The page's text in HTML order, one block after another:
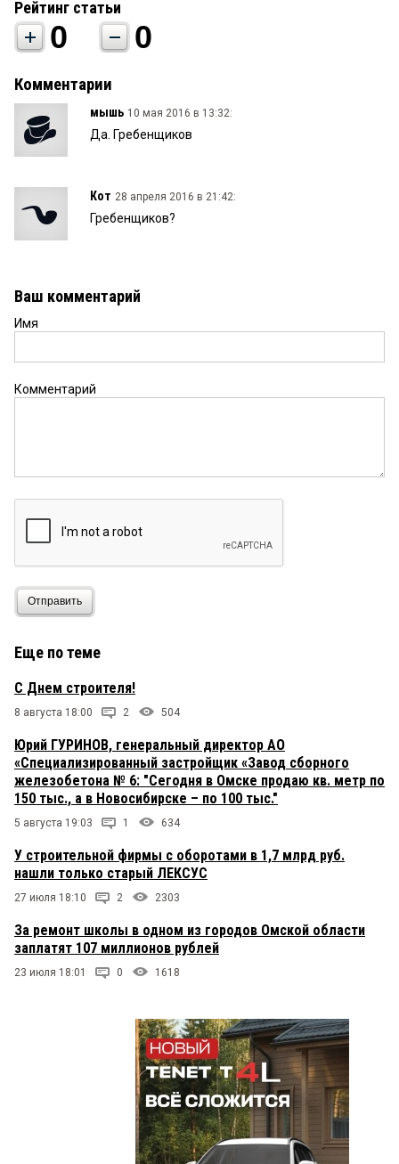
Рейтинг статьи
0 0
Комментарии
мышь 10 мая 2016 в 13:32:
Да. Гребенщиков
Кот 28 апреля 2016 в 21:42:
Гребенщиков?
Ваш комментарий
Имя
Комментарий
Отправить
Еще по теме
С Днем строителя!
8 августа 18:00 2 504
Юрий ГУРИНОВ, генеральный директор АО
«Специализированный застройщик «Завод сборного
железобетона № 6: "Сегодня в Омске продаю кв. метр по
150 тыс., а в Новосибирске – по 100 тыс."
5 августа 19:03 1 634
У строительной фирмы с оборотами в 1,7 млрд руб.
нашли только старый ЛЕКСУС
27 июля 18:10 2 2303
За ремонт школы в одном из городов Омской области
заплатят 107 миллионов рублей
23 июля 18:01 0 1618